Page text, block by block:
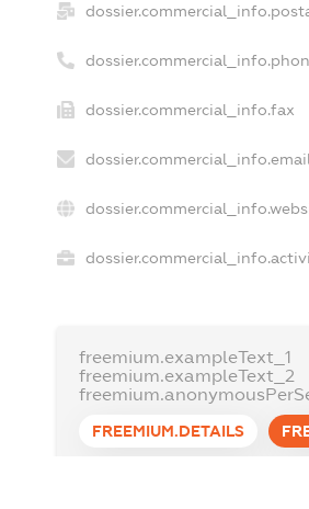
dossier.commercial_info.fax
dossier.commercial_info.email
freemium.exampleText_1
freemium.exampleText_2
FREEMIUM.DETAILS